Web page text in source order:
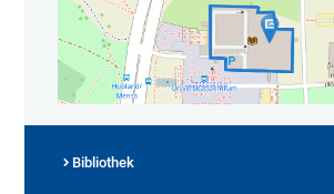
Bibliothek